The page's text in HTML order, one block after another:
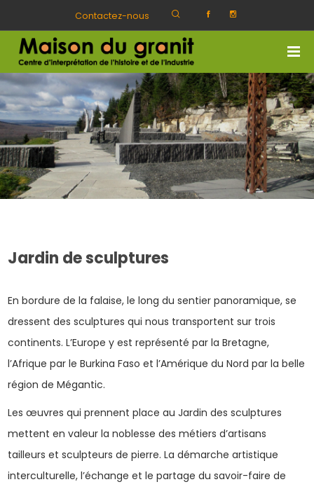
Contactez-nous
Jardin de sculptures
En bordure de la falaise, le long du sentier panoramique, se
dressent des sculptures qui nous transportent sur trois
continents. L’Europe y est représenté par la Bretagne,
l’Afrique par le Burkina Faso et l’Amérique du Nord par la belle
région de Mégantic.
Les œuvres qui prennent place au Jardin des sculptures
mettent en valeur la noblesse des métiers d’artisans
tailleurs et sculpteurs de pierre. La démarche artistique
interculturelle, l’échange et le partage du savoir-faire de